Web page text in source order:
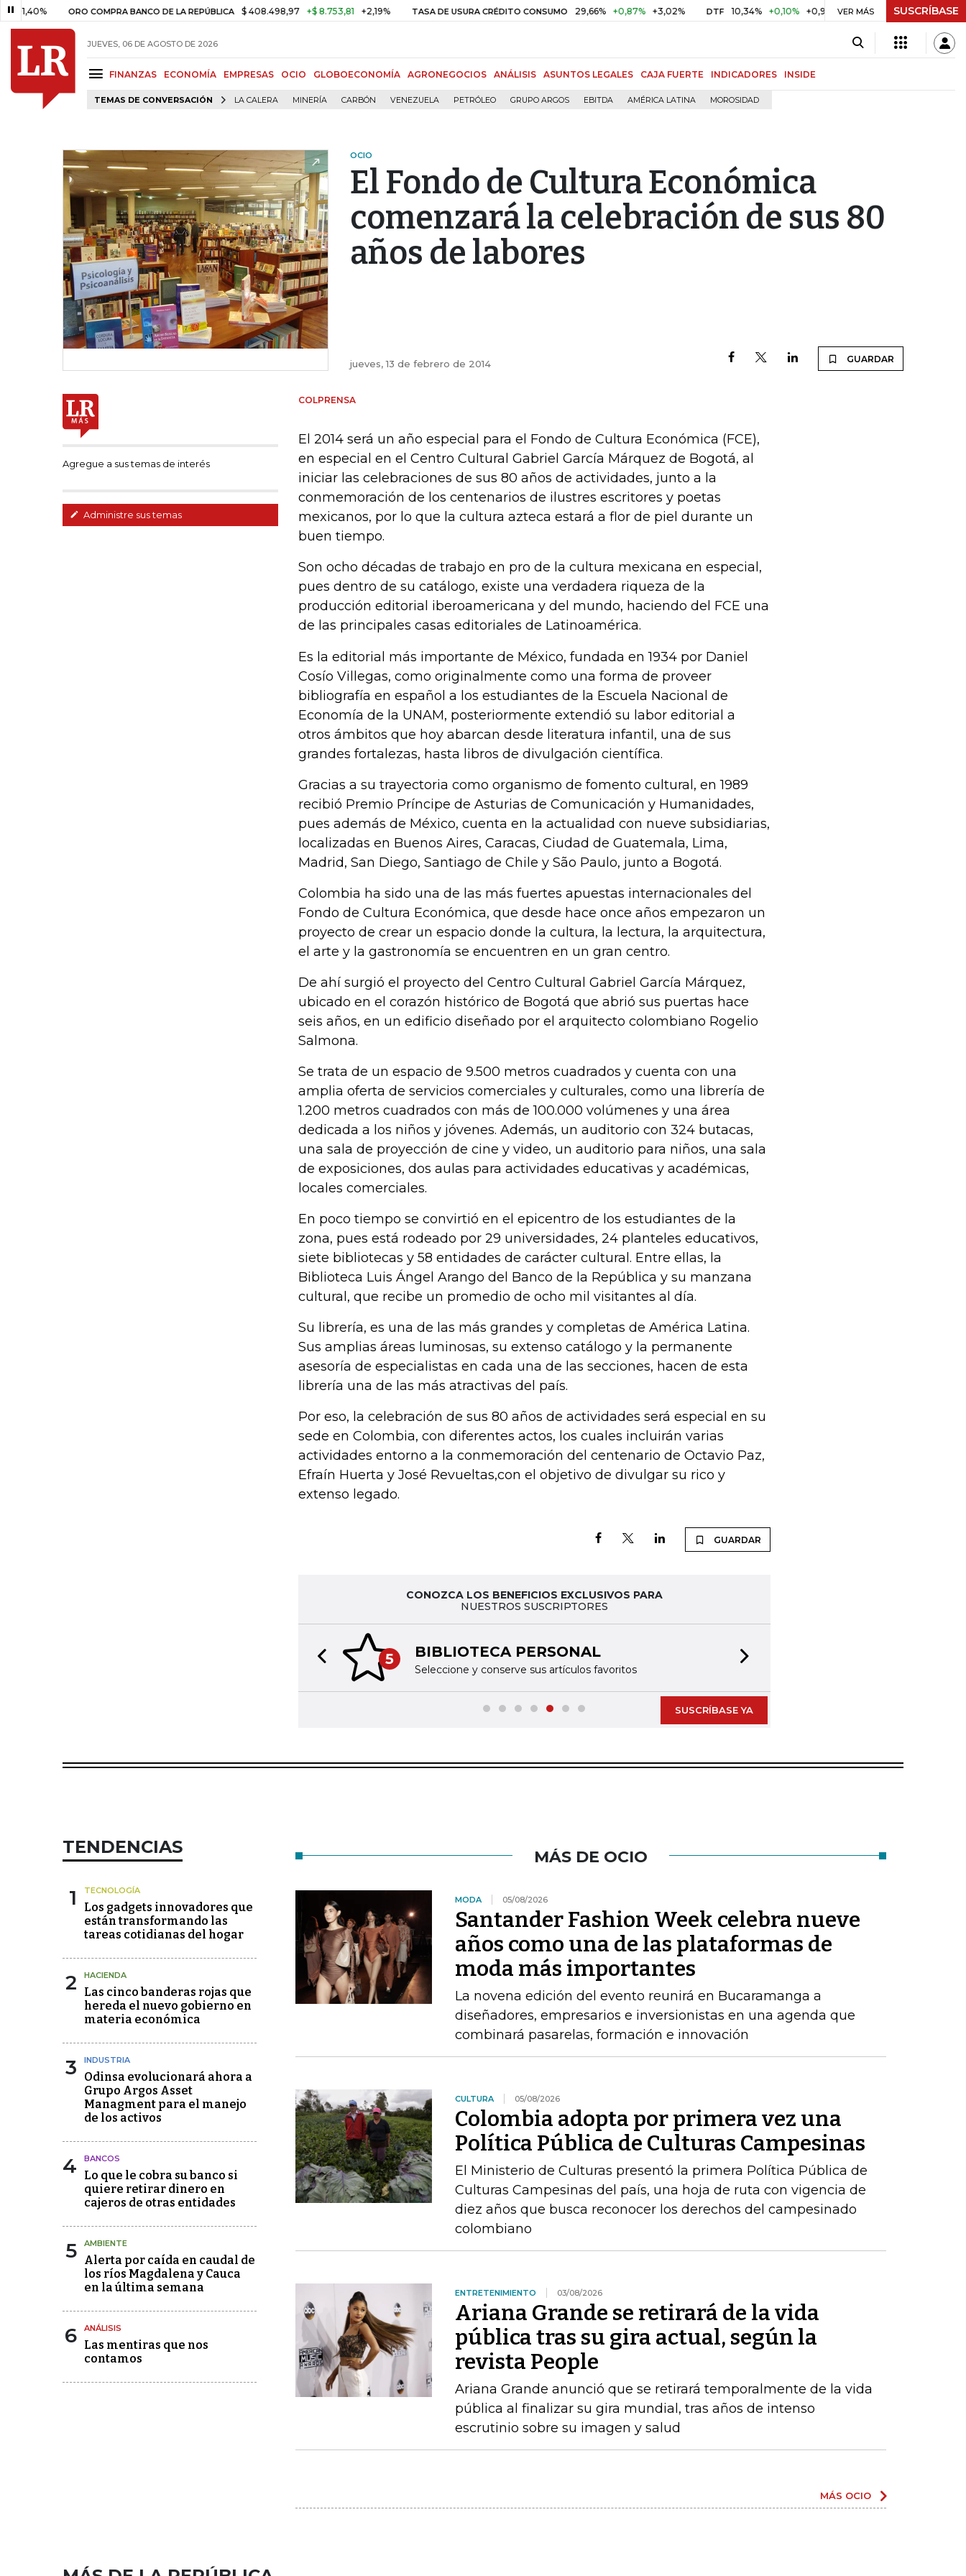
ORO COMPRA BANCO DE LA REPÚBLICA $ 408.498,97 +$ 8.753,81 +2,19% TASA DE USURA CRÉDITO CONSUMO 29,66% +0,87% +3,02% DTF 10,34% +0,10% +0,98% UVR $ 416,91 +$ 0,05 +0,01%
VER MÁS SUSCRÍBASE
JUEVES, 06 DE AGOSTO DE 2026
FINANZAS ECONOMÍA EMPRESAS OCIO GLOBOECONOMÍA AGRONEGOCIOS ANÁLISIS ASUNTOS LEGALES CAJA FUERTE INDICADORES INSIDE
TEMAS DE CONVERSACIÓN LA CALERA MINERÍA CARBÓN VENEZUELA PETRÓLEO GRUPO ARGOS EBITDA AMÉRICA LATINA MOROSIDAD
OCIO
El Fondo de Cultura Económica
comenzará la celebración de sus 80
años de labores
jueves, 13 de febrero de 2014 GUARDAR
Agregue a sus temas de interés
Administre sus temas
COLPRENSA
El 2014 será un año especial para el Fondo de Cultura Económica (FCE),
en especial en el Centro Cultural Gabriel García Márquez de Bogotá, al
iniciar las celebraciones de sus 80 años de actividades, junto a la
conmemoración de los centenarios de ilustres escritores y poetas
mexicanos, por lo que la cultura azteca estará a flor de piel durante un
buen tiempo.
Son ocho décadas de trabajo en pro de la cultura mexicana en especial,
pues dentro de su catálogo, existe una verdadera riqueza de la
producción editorial iberoamericana y del mundo, haciendo del FCE una
de las principales casas editoriales de Latinoamérica.
Es la editorial más importante de México, fundada en 1934 por Daniel
Cosío Villegas, como originalmente como una forma de proveer
bibliografía en español a los estudiantes de la Escuela Nacional de
Economía de la UNAM, posteriormente extendió su labor editorial a
otros ámbitos que hoy abarcan desde literatura infantil, una de sus
grandes fortalezas, hasta libros de divulgación científica.
Gracias a su trayectoria como organismo de fomento cultural, en 1989
recibió Premio Príncipe de Asturias de Comunicación y Humanidades,
pues además de México, cuenta en la actualidad con nueve subsidiarias,
localizadas en Buenos Aires, Caracas, Ciudad de Guatemala, Lima,
Madrid, San Diego, Santiago de Chile y São Paulo, junto a Bogotá.
Colombia ha sido una de las más fuertes apuestas internacionales del
Fondo de Cultura Económica, que desde hace once años empezaron un
proyecto de crear un espacio donde la cultura, la lectura, la arquitectura,
el arte y la gastronomía se encuentren en un gran centro.
De ahí surgió el proyecto del Centro Cultural Gabriel García Márquez,
ubicado en el corazón histórico de Bogotá que abrió sus puertas hace
seis años, en un edificio diseñado por el arquitecto colombiano Rogelio
Salmona.
Se trata de un espacio de 9.500 metros cuadrados y cuenta con una
amplia oferta de servicios comerciales y culturales, como una librería de
1.200 metros cuadrados con más de 100.000 volúmenes y una área
dedicada a los niños y jóvenes. Además, un auditorio con 324 butacas,
una sala de proyección de cine y video, un auditorio para niños, una sala
de exposiciones, dos aulas para actividades educativas y académicas,
locales comerciales.
En poco tiempo se convirtió en el epicentro de los estudiantes de la
zona, pues está rodeado por 29 universidades, 24 planteles educativos,
siete bibliotecas y 58 entidades de carácter cultural. Entre ellas, la
Biblioteca Luis Ángel Arango del Banco de la República y su manzana
cultural, que recibe un promedio de ocho mil visitantes al día.
Su librería, es una de las más grandes y completas de América Latina.
Sus amplias áreas luminosas, su extenso catálogo y la permanente
asesoría de especialistas en cada una de las secciones, hacen de esta
librería una de las más atractivas del país.
Por eso, la celebración de sus 80 años de actividades será especial en su
sede en Colombia, con diferentes actos, los cuales incluirán varias
actividades entorno a la conmemoración del centenario de Octavio Paz,
Efraín Huerta y José Revueltas,con el objetivo de divulgar su rico y
extenso legado.
GUARDAR
CONOZCA LOS BENEFICIOS EXCLUSIVOS PARA
NUESTROS SUSCRIPTORES
5 BIBLIOTECA PERSONAL
Seleccione y conserve sus artículos favoritos
Previous slide
SUSCRÍBASE YA
TENDENCIAS
1 TECNOLOGÍA
Los gadgets innovadores que
están transformando las
tareas cotidianas del hogar
2 HACIENDA
Las cinco banderas rojas que
hereda el nuevo gobierno en
materia económica
3 INDUSTRIA
Odinsa evolucionará ahora a
Grupo Argos Asset
Managment para el manejo
de los activos
4 BANCOS
Lo que le cobra su banco si
quiere retirar dinero en
cajeros de otras entidades
5 AMBIENTE
Alerta por caída en caudal de
los ríos Magdalena y Cauca
en la última semana
6 ANÁLISIS
Las mentiras que nos
contamos
MÁS DE OCIO
MODA 05/08/2026
Santander Fashion Week celebra nueve
años como una de las plataformas de
moda más importantes
La novena edición del evento reunirá en Bucaramanga a
diseñadores, empresarios e inversionistas en una agenda que
combinará pasarelas, formación e innovación
CULTURA 05/08/2026
Colombia adopta por primera vez una
Política Pública de Culturas Campesinas
El Ministerio de Culturas presentó la primera Política Pública de
Culturas Campesinas del país, una hoja de ruta con vigencia de
diez años que busca reconocer los derechos del campesinado
colombiano
ENTRETENIMIENTO 03/08/2026
Ariana Grande se retirará de la vida
pública tras su gira actual, según la
revista People
Ariana Grande anunció que se retirará temporalmente de la vida
pública al finalizar su gira mundial, tras años de intenso
escrutinio sobre su imagen y salud
MÁS OCIO